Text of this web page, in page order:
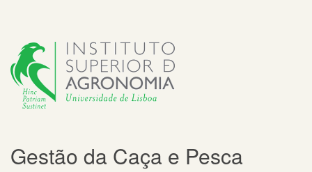
Gestão da Caça e Pesca